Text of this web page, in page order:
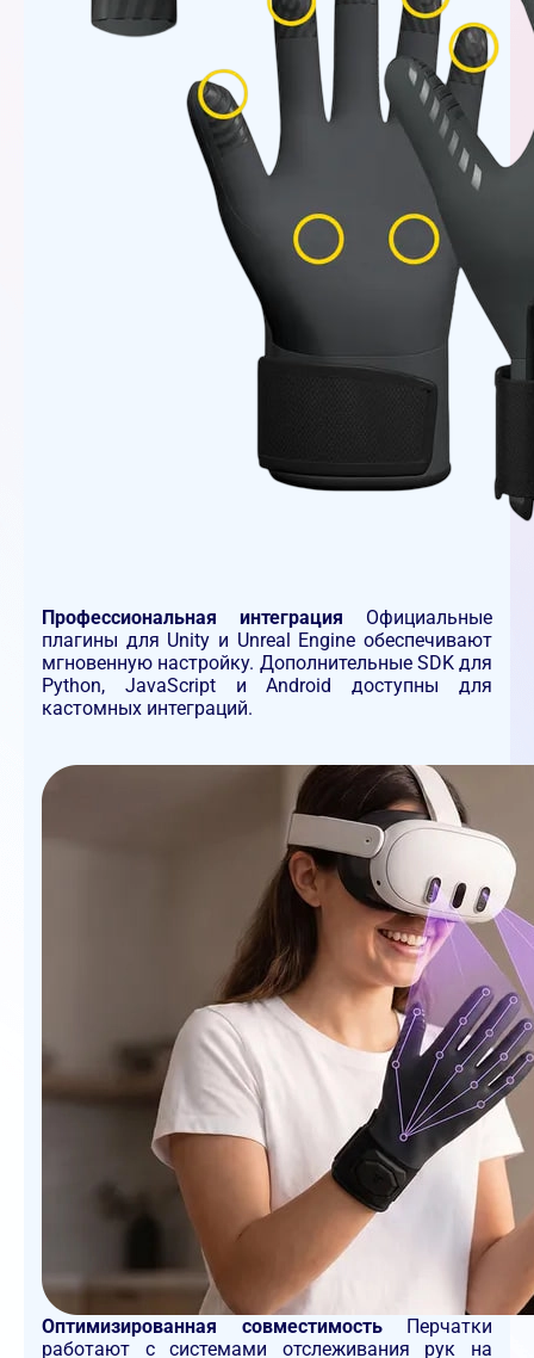
Профессиональная интеграция Официальные
плагины для Unity и Unreal Engine обеспечивают
мгновенную настройку. Дополнительные SDK для
Python, JavaScript и Android доступны для
кастомных интеграций.
Оптимизированная совместимостьПерчатки
работают с системами отслеживания рук на